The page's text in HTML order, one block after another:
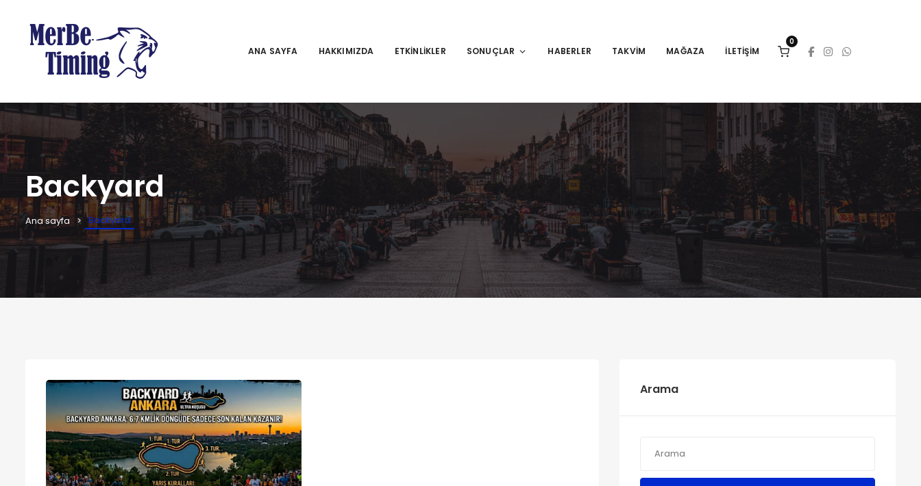
ANA SAYFA HAKKIMIZDA ETKINLIKLER SONUÇLAR HABERLER TAKVIM MAĞAZA İLETIŞIM
0
Backyard
Ana sayfa Backyard
Arama